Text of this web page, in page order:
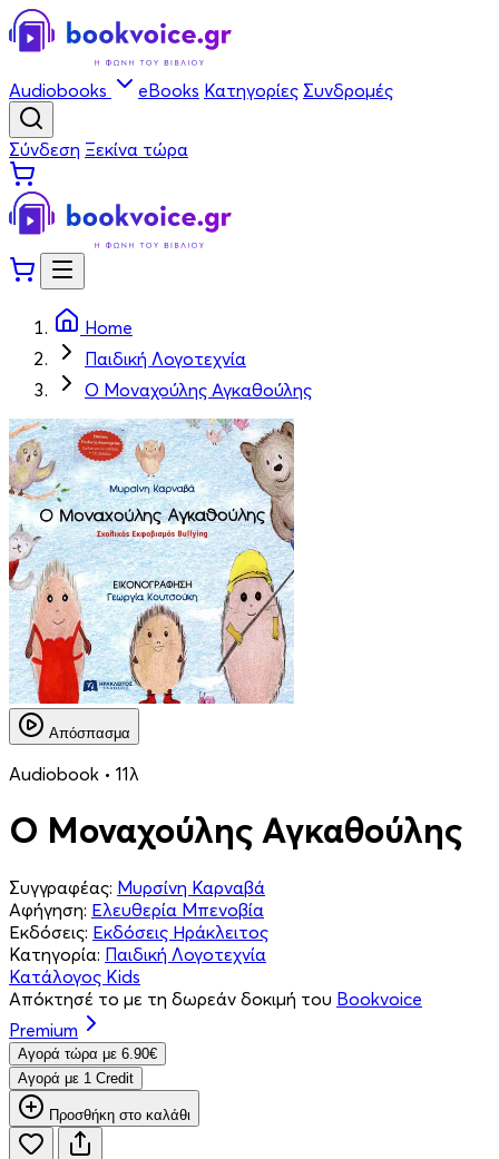
Audiobooks eBooks Κατηγορίες Συνδρομές
Σύνδεση Ξεκίνα τώρα
Home
Παιδική Λογοτεχνία
Ο Μοναχούλης Αγκαθούλης
Απόσπασμα
Audiobook • 11λ
Ο Μοναχούλης Αγκαθούλης
Συγγραφέας: Μυρσίνη Καρναβά
Αφήγηση: Ελευθερία Μπενοβία
Εκδόσεις: Εκδόσεις Ηράκλειτος
Κατηγορία: Παιδική Λογοτεχνία
Κατάλογος Kids
Απόκτησέ το με τη δωρεάν δοκιμή του Bookvoice
Premium
Aγορά τώρα με 6.90€
Aγορά με 1 Credit
Προσθήκη στο καλάθι